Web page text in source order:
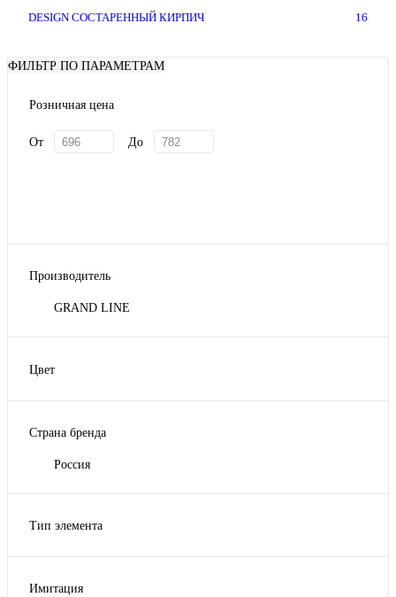
DESIGN СОСТАРЕННЫЙ КИРПИЧ 16
ФИЛЬТР ПО ПАРАМЕТРАМ
Розничная цена
От До
Производитель
GRAND LINE
Цвет
Молочный
Шоколадный
Страна бренда
Россия
Тип элемента
Имитация